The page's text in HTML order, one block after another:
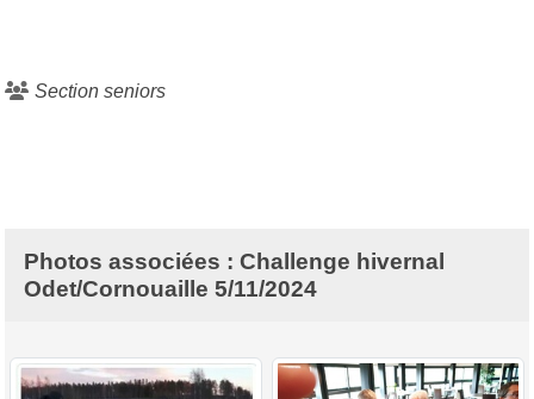
Section seniors
Photos associées : Challenge hivernal
Odet/Cornouaille 5/11/2024